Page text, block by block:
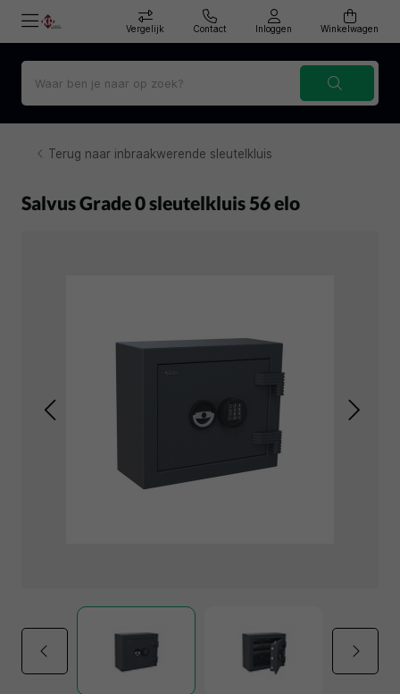
Vergelijk Contact Inloggen Winkelwagen
Terug naar inbraakwerende sleutelkluis
Salvus Grade 0 sleutelkluis 56 elo